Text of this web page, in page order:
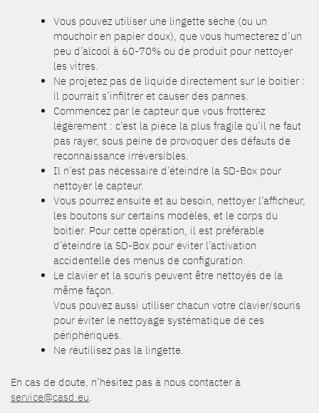
Vous pouvez utiliser une lingette sèche (ou un
mouchoir en papier doux), que vous humecterez d’un
peu d’alcool à 60-70% ou de produit pour nettoyer
les vitres.
Ne projetez pas de liquide directement sur le boitier :
il pourrait s’infiltrer et causer des pannes.
Commencez par le capteur que vous frotterez
légèrement : c’est la pièce la plus fragile qu’il ne faut
pas rayer, sous peine de provoquer des défauts de
reconnaissance irréversibles.
Il n’est pas nécessaire d’éteindre la SD-Box pour
nettoyer le capteur.
Vous pourrez ensuite et au besoin, nettoyer l’afficheur,
les boutons sur certains modèles, et le corps du
boitier. Pour cette opération, il est préférable
d’éteindre la SD-Box pour éviter l’activation
accidentelle des menus de configuration.
Le clavier et la souris peuvent être nettoyés de la
même façon.
Vous pouvez aussi utiliser chacun votre clavier/souris
pour éviter le nettoyage systématique de ces
périphériques.
Ne réutilisez pas la lingette.
En cas de doute, n’hésitez pas à nous contacter à
service@casd.eu.